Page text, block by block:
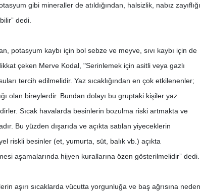
gibi mineraller de atıldığından, halsizlik, nabız zayıflığı,
dedi.
potasyum kaybı için bol sebze ve meyve, sıvı kaybı için de
çeken Merve Kodal, "Serinlemek için asitli veya gazlı
tercih edilmelidir. Yaz sıcaklığından en çok etkilenenler;
olan bireylerdir. Bundan dolayı bu gruptaki kişiler yaz
Sıcak havalarda besinlerin bozulma riski artmakta ve
Bu yüzden dışarıda ve açıkta satılan yiyeceklerin
riskli besinler (et, yumurta, süt, balık vb.) açıkta
aşamalarında hijyen kurallarına özen gösterilmelidir” dedi.
aşırı sıcaklarda vücutta yorgunluğa ve baş ağrısına neden